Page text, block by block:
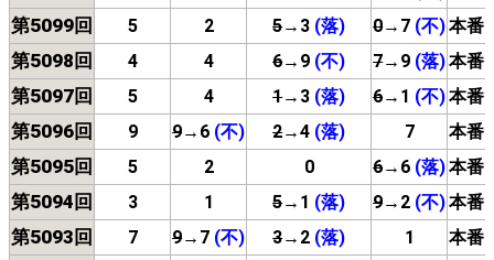
第5099回 5 2 5→3 (落) 0→7 (不)本番
第5098回 4 4 6→9 (不) 7→9 (落)本番
第5097回 5 4 1→3 (落) 6→1 (不)本番
第5096回 9 9→6 (不) 2→4 (落) 7 本番
第5095回 5 2 0 6→6 (落)本番
第5094回 3 1 5→1 (落) 9→2 (不)本番
第5093回 7 9→7 (不) 3→2 (落) 1 本番